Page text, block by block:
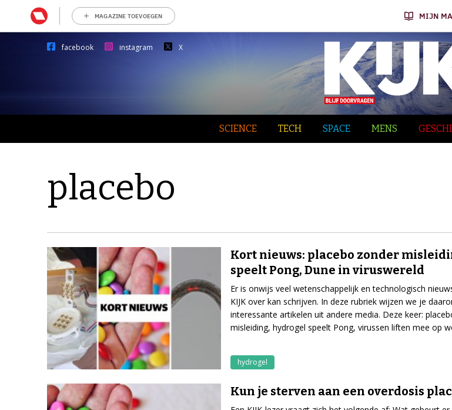
MAGAZINE TOEVOEGEN MIJN
facebook instagram X
SCIENCE TECH SPACE MENS
placebo
Kort nieuws: placebo zonder
speelt Pong, Dune in viruswereld
Er is onwijs veel wetenschappelijk en technologisch
KIJK over kan schrijven. In deze rubriek wijzen we je
interessante artikelen uit andere media. Deze keer:
misleiding, hydrogel speelt Pong, virussen liften mee op
hydrogel
Kun je sterven aan een overdosis